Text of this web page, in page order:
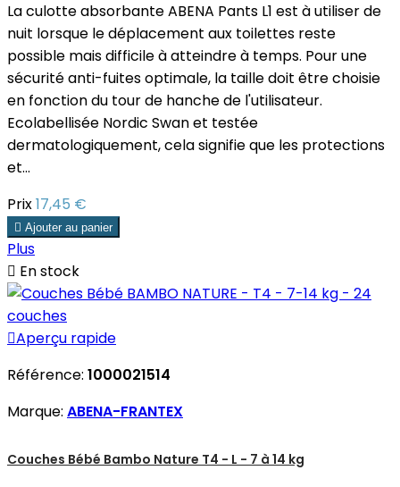
La culotte absorbante ABENA Pants L1 est à utiliser de
nuit lorsque le déplacement aux toilettes reste
possible mais difficile à atteindre à temps. Pour une
sécurité anti-fuites optimale, la taille doit être choisie
en fonction du tour de hanche de l'utilisateur.
Ecolabellisée Nordic Swan et testée
dermatologiquement, cela signifie que les protections
et...
Prix17,45 €
 Ajouter au panier
Plus
 En stock
Aperçu rapide
Référence: 1000021514
Marque: ABENA-FRANTEX
Couches Bébé Bambo Nature T4 - L - 7 à 14 kg